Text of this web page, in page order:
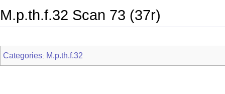
M.p.th.f.32 Scan 73 (37r)
Categories: M.p.th.f.32